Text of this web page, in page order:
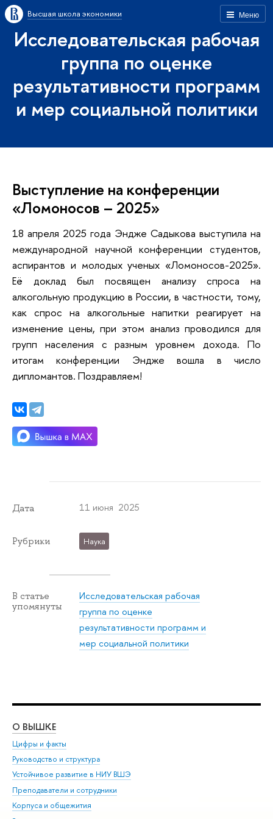
Меню
Высшая школа экономики
Исследовательская рабочая
группа по оценке
результативности программ
и мер социальной политики
Выступление на конференции
«Ломоносов – 2025»
18 апреля 2025 года Эндже Садыкова выступила на
международной научной конференции студентов,
аспирантов и молодых ученых «Ломоносов-2025».
Её доклад был посвящен анализу спроса на
алкогольную продукцию в России, в частности, тому,
как спрос на алкогольные напитки реагирует на
изменение цены, при этом анализ проводился для
групп населения с разным уровнем дохода. По
итогам конференции Эндже вошла в число
дипломантов. Поздравляем!
Дата 11 июня 2025
Рубрики Наука
В статье
упомянуты
Исследовательская рабочая
группа по оценке
результативности программ и
мер социальной политики
О ВЫШКЕ
Цифры и факты
Руководство и структура
Устойчивое развитие в НИУ ВШЭ
Преподаватели и сотрудники
Корпуса и общежития